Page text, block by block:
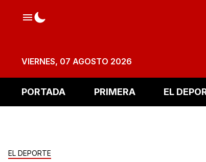
VIERNES, 07 AGOSTO 2026
PORTADA PRIMERA EL
EL DEPORTE